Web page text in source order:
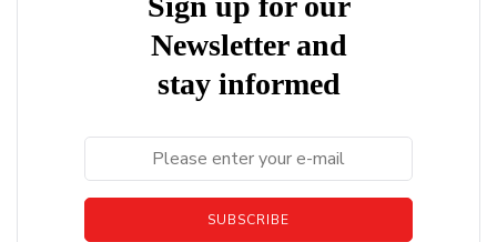
Newsletter and
stay informed
SUBSCRIBE